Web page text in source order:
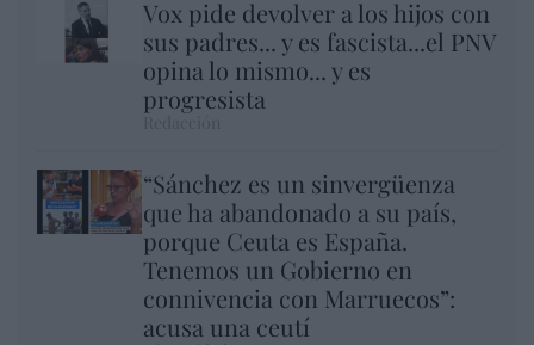
Vox pide devolver a los hijos con
sus padres... y es fascista...el PNV
opina lo mismo... y es
progresista
“Sánchez es un sinvergüenza
que ha abandonado a su país,
porque Ceuta es España.
Tenemos un Gobierno en
connivencia con Marruecos”:
acusa una ceutí